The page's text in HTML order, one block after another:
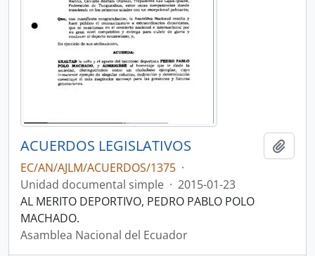
ACUERDOS LEGISLATIVOS
EC/AN/AJLM/ACUERDOS/1375 ·
Unidad documental simple · 2015-01-23
AL MERITO DEPORTIVO, PEDRO PABLO POLO
MACHADO.
Asamblea Nacional del Ecuador